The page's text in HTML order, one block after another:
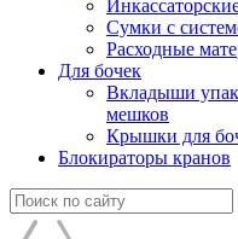
Сумки с
Расходные
Для бочек
Вкладыши
мешков
Крышки для
Блокираторы кранов